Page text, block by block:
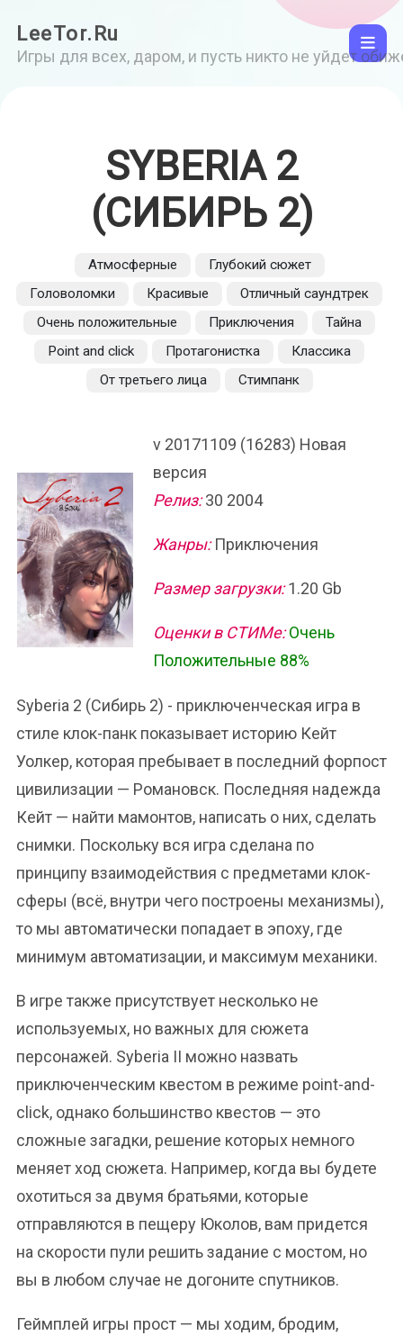
LeeTor.Ru
Игры для всех, даром, и пусть никто не уйдет
SYBERIA 2
(СИБИРЬ 2)
Атмосферные
Глубокий сюжет
Головоломки
Красивые
Отличный саундтрек
Очень положительные
Приключения
Тайна
Point and click
Протагонистка
Классика
От третьего лица
Стимпанк
v 20171109 (16283) Новая
версия
Релиз:30 2004
Жанры:Приключения
Размер загрузки:1.20 Gb
Оценки в СТИМе: Очень
Положительные 88%
Syberia 2 (Сибирь 2) - приключенческая игра в
стиле клок-панк показывает историю Кейт
Уолкер, которая пребывает в последний форпост
цивилизации — Романовск. Последняя надежда
Кейт — найти мамонтов, написать о них, сделать
снимки. Поскольку вся игра сделана по
принципу взаимодействия с предметами клок-
сферы (всё, внутри чего построены механизмы),
то мы автоматически попадает в эпоху, где
минимум автоматизации, и максимум механики.
В игре также присутствует несколько не
используемых, но важных для сюжета
персонажей. Syberia II можно назвать
приключенческим квестом в режиме point-and-
click, однако большинство квестов — это
сложные загадки, решение которых немного
меняет ход сюжета. Например, когда вы будете
охотиться за двумя братьями, которые
отправляются в пещеру Юколов, вам придется
на скорости пули решить задание с мостом, но
вы в любом случае не догоните спутников.
Геймплей игры прост — мы ходим, бродим,